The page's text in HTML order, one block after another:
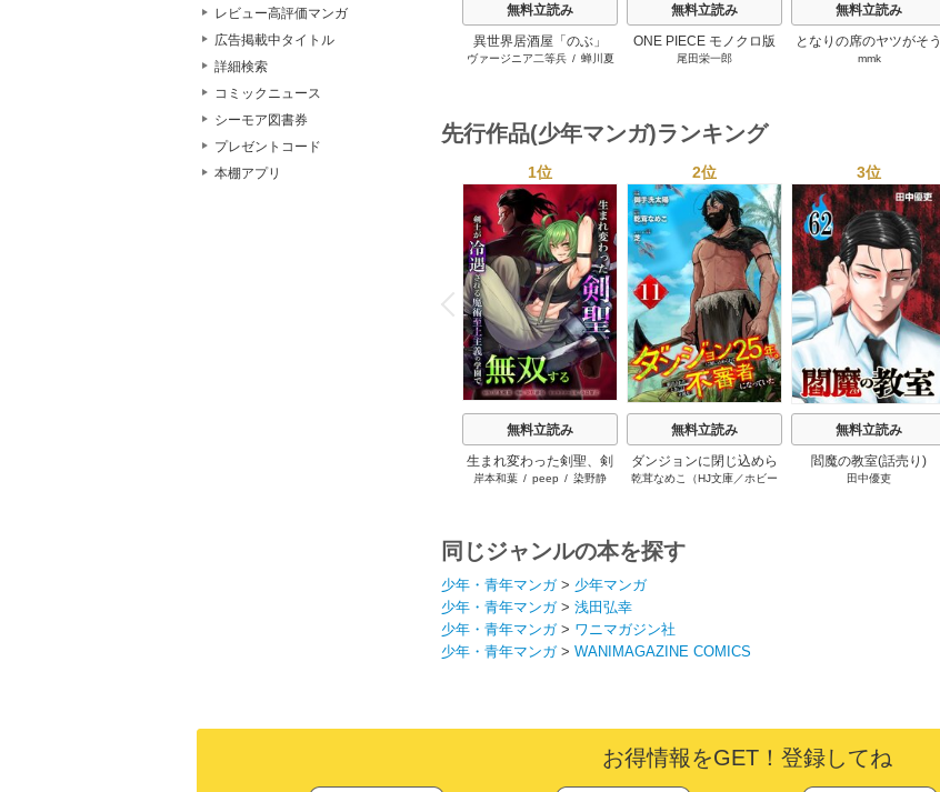
レビュー高評価マンガ
広告掲載中タイトル
詳細検索
コミックニュース
シーモア図書券
プレゼントコード
本棚アプリ
無料立読み
異世界居酒屋「のぶ」
ヴァージニア二等兵/ 蝉川夏
無料立読み
ONE PIECE モノクロ版
尾田栄一郎
無料立読み
となりの席のヤツがそう
いう目で見てくる
mmk
先行作品(少年マンガ)ランキング
P
r
e
v
i
o
u
s
1位
無料立読み
生まれ変わった剣聖、剣
士が冷遇される魔術至上
岸本和葉 / peep / 染野静
2位
無料立読み
ダンジョンに閉じ込めら
れて25年。救出されたと
乾茸なめこ（HJ文庫／ホビー
3位
無料立読み
閻魔の教室(話売り)
田中優吏
同じジャンルの本を探す
少年・青年マンガ> 少年マンガ
少年・青年マンガ> 浅田弘幸
少年・青年マンガ> ワニマガジン社
少年・青年マンガ> WANIMAGAZINE COMICS
お得情報をGET！登録してね